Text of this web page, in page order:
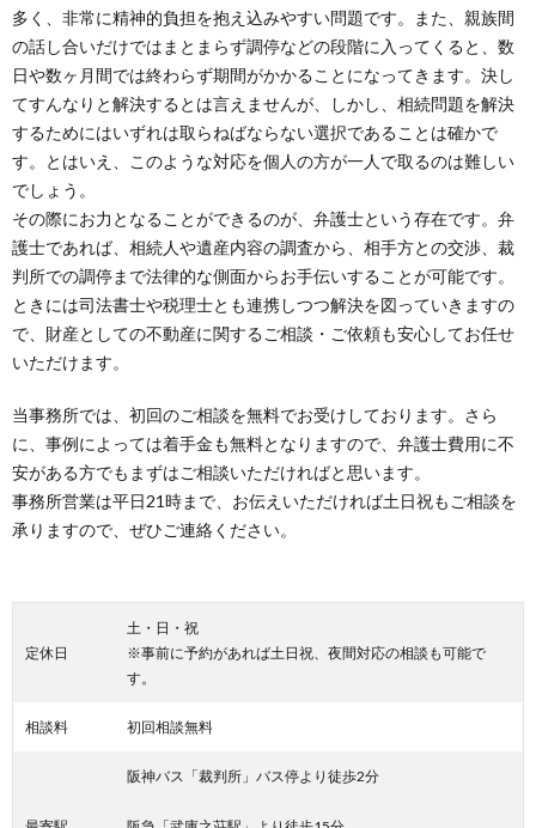
多く、非常に精神的負担を抱え込みやすい問題です。また、親族間
の話し合いだけではまとまらず調停などの段階に入ってくると、数
日や数ヶ月間では終わらず期間がかかることになってきます。決し
てすんなりと解決するとは言えませんが、しかし、相続問題を解決
するためにはいずれは取らねばならない選択であることは確かで
す。とはいえ、このような対応を個人の方が一人で取るのは難しい
でしょう。
その際にお力となることができるのが、弁護士という存在です。弁
護士であれば、相続人や遺産内容の調査から、相手方との交渉、裁
判所での調停まで法律的な側面からお手伝いすることが可能です。
ときには司法書士や税理士とも連携しつつ解決を図っていきますの
で、財産としての不動産に関するご相談・ご依頼も安心してお任せ
いただけます。
当事務所では、初回のご相談を無料でお受けしております。さら
に、事例によっては着手金も無料となりますので、弁護士費用に不
安がある方でもまずはご相談いただければと思います。
事務所営業は平日21時まで、お伝えいただければ土日祝もご相談を
承りますので、ぜひご連絡ください。
定休日
土・日・祝
※事前に予約があれば土日祝、夜間対応の相談も可能で
す。
相談料 初回相談無料
阪神バス「裁判所」バス停より徒歩2分